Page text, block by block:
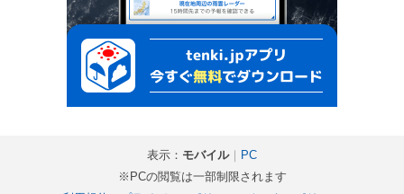
表示： モバイル｜
PC
※PCの閲覧は一部制限されます